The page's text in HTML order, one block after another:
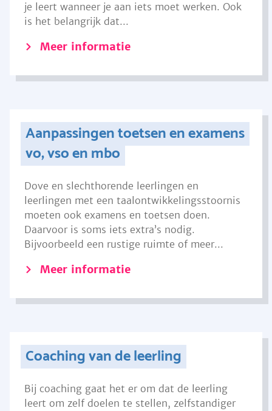
je leert wanneer je aan iets moet werken. Ook
is het belangrijk dat...
Meer informatie
Aanpassingen toetsen en examens
vo, vso en mbo
Dove en slechthorende leerlingen en
leerlingen met een taalontwikkelingsstoornis
moeten ook examens en toetsen doen.
Daarvoor is soms iets extra’s nodig.
Bijvoorbeeld een rustige ruimte of meer...
Meer informatie
Coaching van de leerling
Bij coaching gaat het er om dat de leerling
leert om zelf doelen te stellen, zelfstandiger